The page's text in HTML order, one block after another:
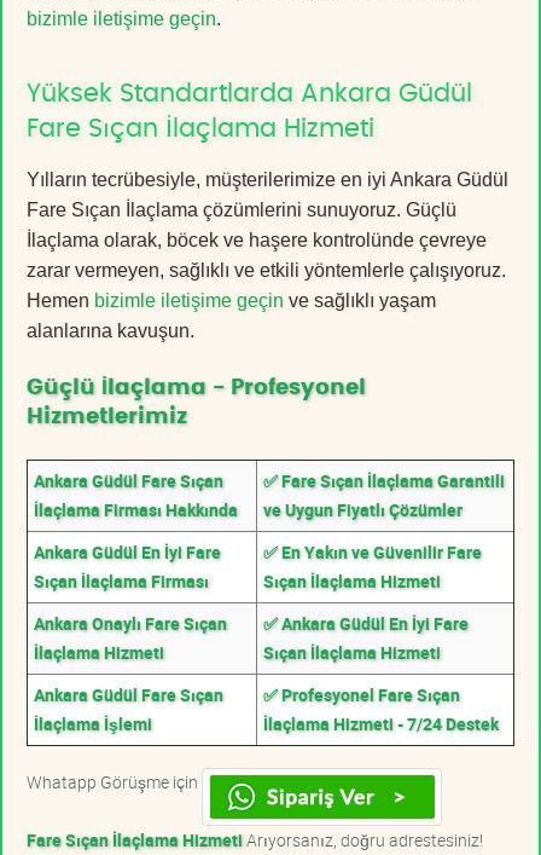
bizimle iletişime geçin.
Yüksek Standartlarda Ankara Güdül
Fare Sıçan İlaçlama Hizmeti
Yılların tecrübesiyle, müşterilerimize en iyi Ankara Güdül
Fare Sıçan İlaçlama çözümlerini sunuyoruz. Güçlü
İlaçlama olarak, böcek ve haşere kontrolünde çevreye
zarar vermeyen, sağlıklı ve etkili yöntemlerle çalışıyoruz.
Hemen bizimle iletişime geçin ve sağlıklı yaşam
alanlarına kavuşun.
Güçlü İlaçlama - Profesyonel
Hizmetlerimiz
Ankara Güdül Fare Sıçan
İlaçlama Firması Hakkında
✅ Fare Sıçan İlaçlama Garantili
ve Uygun Fiyatlı Çözümler
Ankara Güdül En İyi Fare
Sıçan İlaçlama Firması
✅ En Yakın ve Güvenilir Fare
Sıçan İlaçlama Hizmeti
Ankara Onaylı Fare Sıçan
İlaçlama Hizmeti
✅ Ankara Güdül En İyi Fare
Sıçan İlaçlama Hizmeti
Ankara Güdül Fare Sıçan
İlaçlama İşlemi
✅ Profesyonel Fare Sıçan
İlaçlama Hizmeti - 7/24 Destek
Whatapp Görüşme için
Fare Sıçan İlaçlama HizmetiArıyorsanız, doğru adrestesiniz!